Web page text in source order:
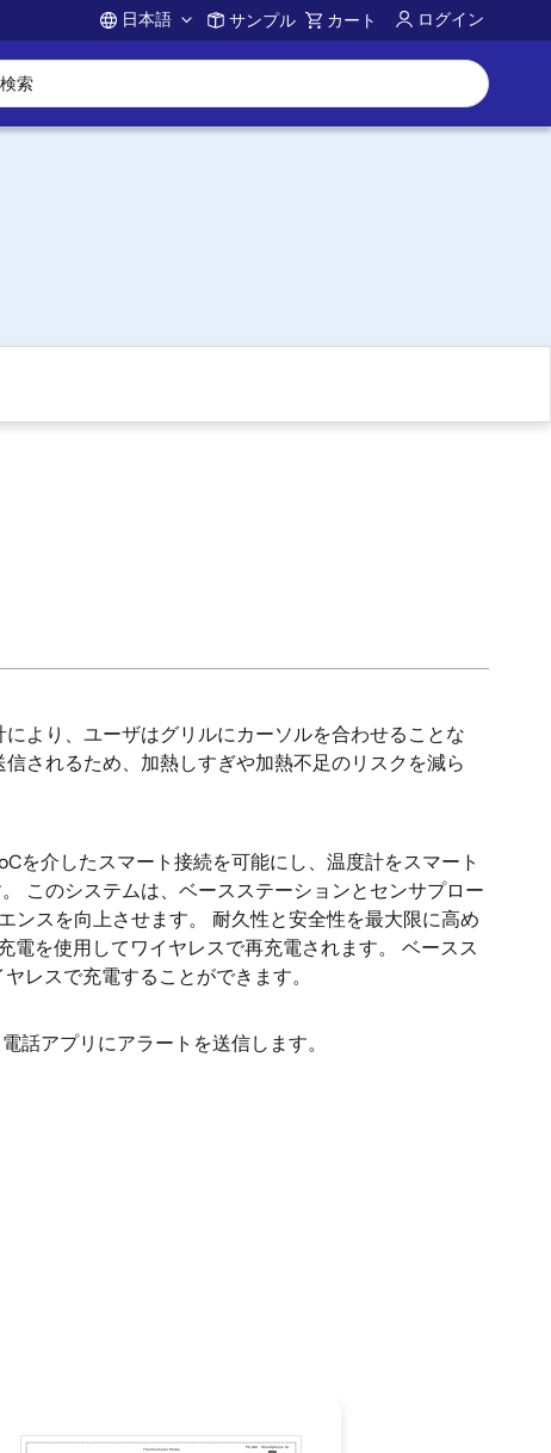
Account
日本語 サンプル カート ログイン
より、ユーザはグリルにカーソルを合わせることな
されるため、加熱しすぎや加熱不足のリスクを減ら
を介したスマート接続を可能にし、温度計をスマート
このシステムは、ベースステーションとセンサプロー
スを向上させます。 耐久性と安全性を最大限に高め
を使用してワイヤレスで再充電されます。 ベースス
レスで充電することができます。
話アプリにアラートを送信します。
時間を短縮